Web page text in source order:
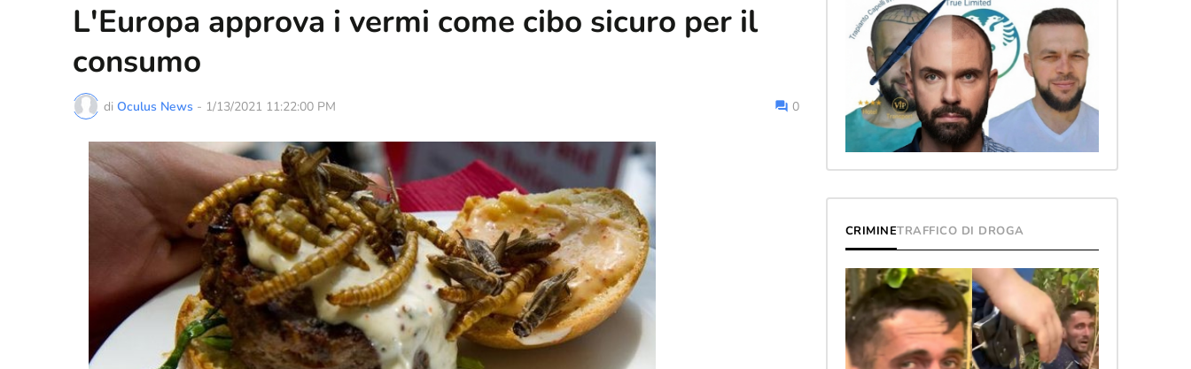
L'Europa approva i vermi come cibo sicuro per il
consumo
di Oculus News - 1/13/2021 11:22:00 PM 0
CRIMINETRAFFICO DI DROGA